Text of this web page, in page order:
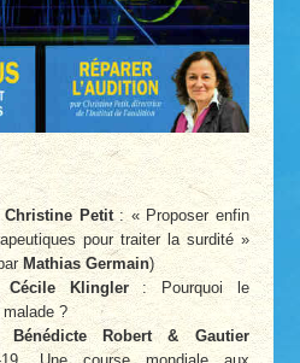
Christine Petit: « Proposer enfin
pour traiter la surdité »
Mathias Germain)
Cécile Klingler: Pourquoi le
?
Bénédicte Robert & Gautier